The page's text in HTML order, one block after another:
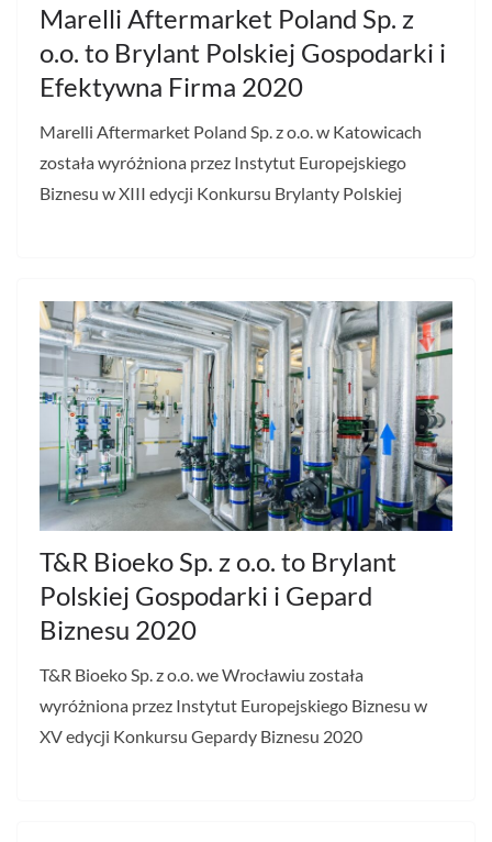
Marelli Aftermarket Poland Sp. z
o.o. to Brylant Polskiej Gospodarki i
Efektywna Firma 2020
Marelli Aftermarket Poland Sp. z o.o. w Katowicach
została wyróżniona przez Instytut Europejskiego
Biznesu w XIII edycji Konkursu Brylanty Polskiej
T&R Bioeko Sp. z o.o. to Brylant
Polskiej Gospodarki i Gepard
Biznesu 2020
T&R Bioeko Sp. z o.o. we Wrocławiu została
wyróżniona przez Instytut Europejskiego Biznesu w
XV edycji Konkursu Gepardy Biznesu 2020